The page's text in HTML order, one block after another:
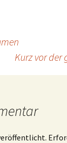
Kurz vor der